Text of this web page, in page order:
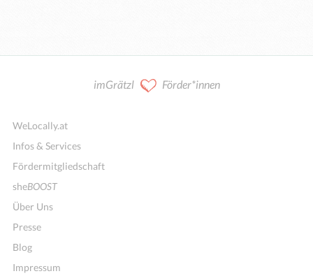
imGrätzl Förder*innen
WeLocally.at
Infos & Services
Fördermitgliedschaft
sheBOOST
Über Uns
Presse
Blog
Impressum